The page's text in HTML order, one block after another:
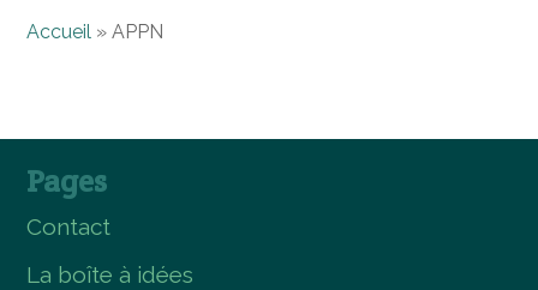
Accueil »APPN
Pages
Contact
La boîte à idées